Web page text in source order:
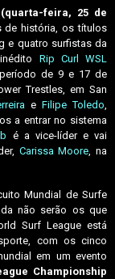
(quarta-feira, 25 de
de história, os títulos
e quatro surfistas da
Rip Curl WSL
de 9 e 17 de
Trestles, em San
e Filipe Toledo,
a entrar no sistema
é a vice-líder e vai
Carissa Moore, na
Mundial de Surfe
não serão os que
Surf League está
com os cinco
em um evento
Championship